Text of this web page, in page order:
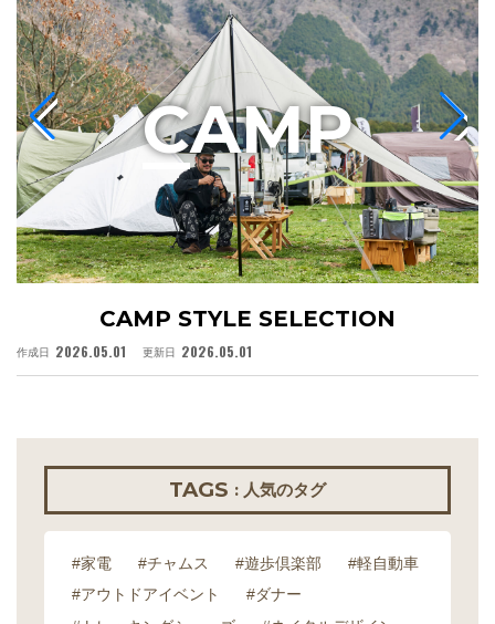
CAMP STYLE SELECTION
作成日 2026.05.01 更新日 2026.05.01
CAMP
TAGS : 人気のタグ
#家電 #チャムス #遊歩倶楽部
#軽自動車
#アウトドアイベント
#ダナー